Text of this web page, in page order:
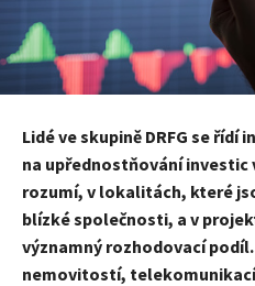
Lidé ve skupině DRFG se
na upřednostňování
rozumí, v lokalitách, které
blízké společnosti, a v
významný rozhodovací
nemovitostí,